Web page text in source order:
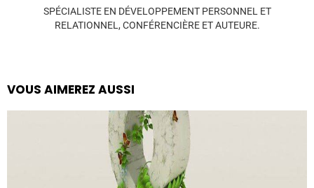
SPÉCIALISTE EN DÉVELOPPEMENT PERSONNEL ET
RELATIONNEL, CONFÉRENCIÈRE ET AUTEURE.
VOUS AIMEREZ AUSSI